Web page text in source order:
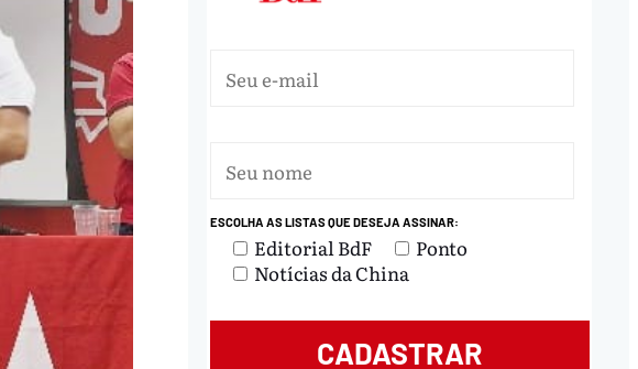
ESCOLHA AS LISTAS QUE DESEJA ASSINAR:
Editorial BdF
Ponto
Notícias da China